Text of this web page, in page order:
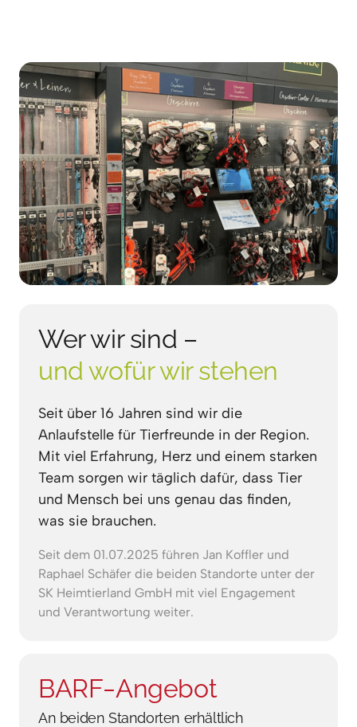
Wer wir sind –
und wofür wir stehen
Seit über 16 Jahren sind wir die
Anlaufstelle für Tierfreunde in der Region.
Mit viel Erfahrung, Herz und einem starken
Team sorgen wir täglich dafür, dass Tier
und Mensch bei uns genau das finden,
was sie brauchen.
Seit dem 01.07.2025 führen Jan Koffler und
Raphael Schäfer die beiden Standorte unter der
SK Heimtierland GmbH mit viel Engagement
und Verantwortung weiter.
BARF‒Angebot
An beiden Standorten erhältlich